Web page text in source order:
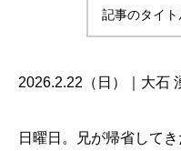
記事のタイ
2026.2.22（日）｜大石
日曜日。兄が帰省してき